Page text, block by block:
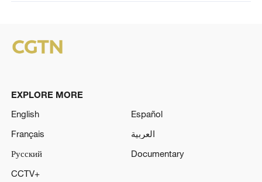
EXPLORE MORE
English
Español
Français
العربية
Русский
Documentary
CCTV+